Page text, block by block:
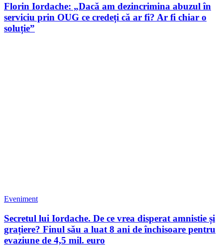
Florin Iordache: „Dacă am dezincrimina abuzul în
serviciu prin OUG ce credeți că ar fi? Ar fi chiar o
soluție”
Eveniment
Secretul lui Iordache. De ce vrea disperat amnistie și
grațiere? Finul său a luat 8 ani de închisoare pentru
evaziune de 4,5 mil. euro